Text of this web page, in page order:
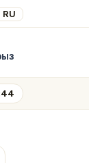
language
RU